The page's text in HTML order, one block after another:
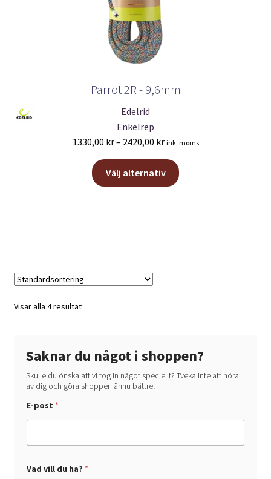
Parrot 2R - 9,6mm
Edelrid
Enkelrep
1330,00 kr– 2420,00 krPrisintervall:
till
2420,00 kr
ink. moms
Välj alternativ
Den
här
Visar alla 4 resultat
Saknar du något i shoppen?
Skulle du önska att vi tog in något speciellt? Tveka inte att höra
av dig och göra shoppen ännu bättre!
u
V
d
E-post *
Vad vill du ha? *